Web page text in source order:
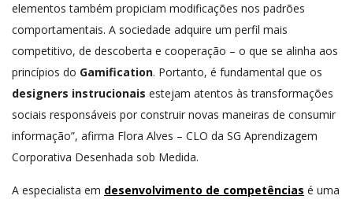
elementos também propiciam modificações nos padrões
comportamentais. A sociedade adquire um perfil mais
competitivo, de descoberta e cooperação – o que se alinha aos
princípios do Gamification. Portanto, é fundamental que os
designers instrucionais estejam atentos às transformações
sociais responsáveis por construir novas maneiras de consumir
informação”, afirma Flora Alves – CLO da SG Aprendizagem
Corporativa Desenhada sob Medida.
A especialista em desenvolvimento de competências é uma